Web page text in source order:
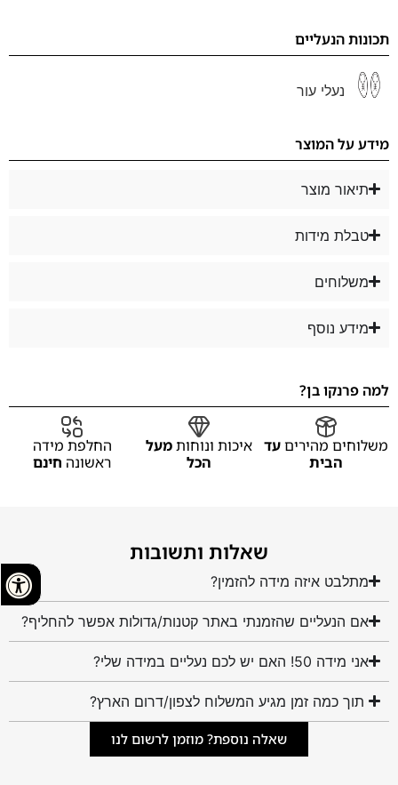
תכונות הנעליים
נעלי עור
מידע על המוצר
תיאור מוצר
טבלת מידות
משלוחים
מידע נוסף
למה פרנקו בן?
משלוחים מהיריםעד
הבית
איכות ונוחותמעל
הכל
החלפת מידה
ראשונה חינם
שאלות ותשובות
מתלבט איזה מידה להזמין?
אם הנעליים שהזמנתי באתר קטנות/גדולות אפשר להחליף?
אני מידה 50! האם יש לכם נעליים במידה שלי?
תוך כמה זמן מגיע המשלוח לצפון/דרום הארץ?
שאלה נוספת? מוזמן לרשום לנו